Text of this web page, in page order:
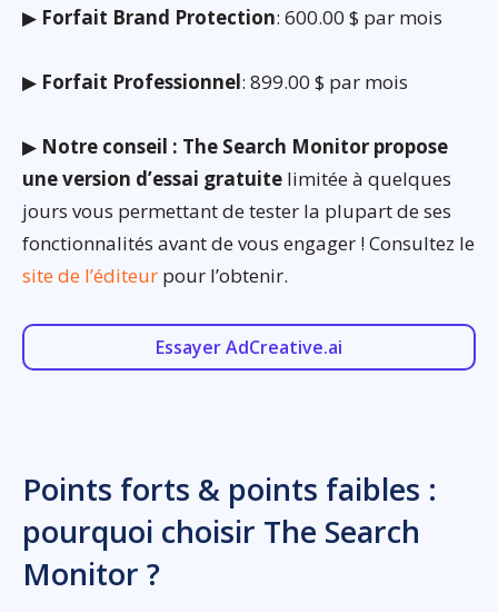
▶ Forfait Brand Protection: 600.00 $ par mois
▶ Forfait Professionnel: 899.00 $ par mois
▶ Notre conseil : The Search Monitor propose
une version d’essai gratuite limitée à quelques
jours vous permettant de tester la plupart de ses
fonctionnalités avant de vous engager ! Consultez le
site de l’éditeur pour l’obtenir.
Essayer AdCreative.ai
Points forts & points faibles :
pourquoi choisir The Search
Monitor ?